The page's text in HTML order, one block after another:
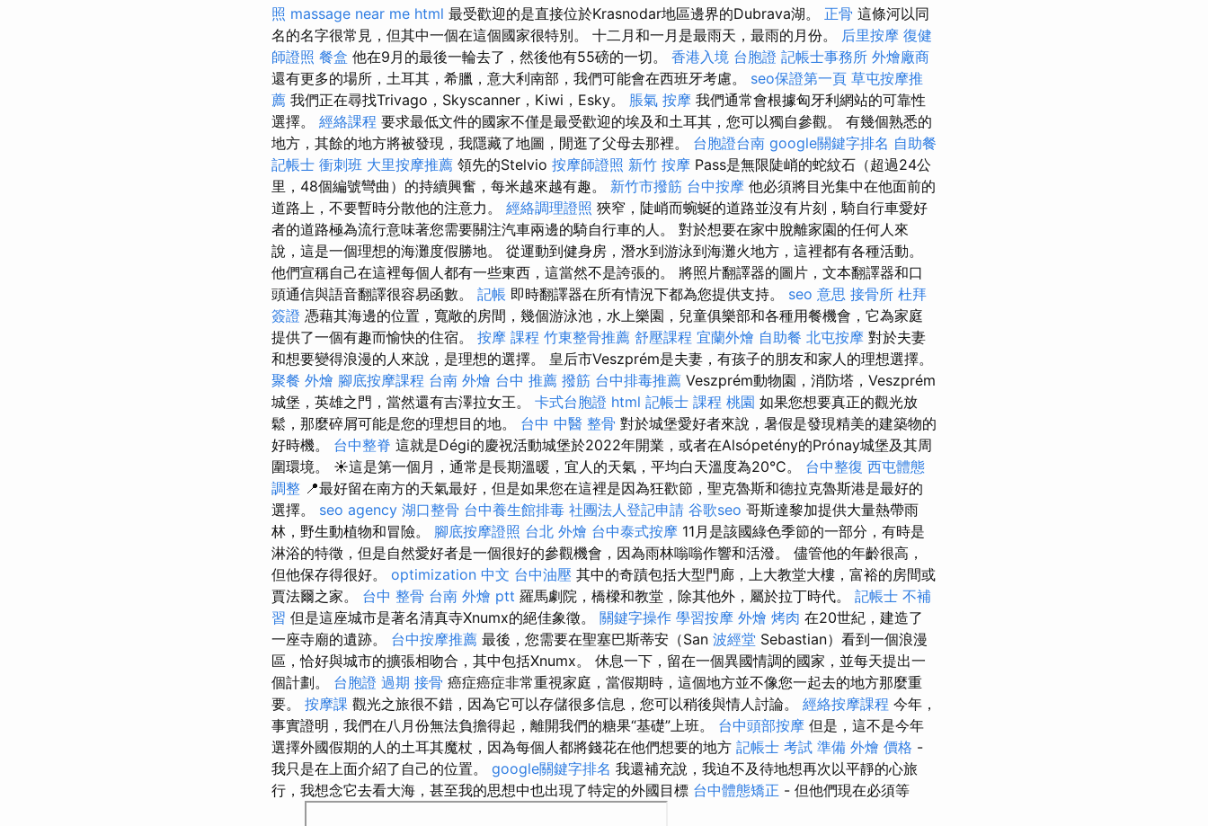
照 massage near me html 最受歡迎的是直接位於Krasnodar地區邊界的Dubrava湖。 正骨 這條河以同
名的名字很常見，但其中一個在這個國家很特別。 十二月和一月是最雨天，最雨的月份。 后里按摩 復健
師證照 餐盒 他在9月的最後一輪去了，然後他有55磅的一切。 香港入境 台胞證 記帳士事務所 外燴廠商
還有更多的場所，土耳其，希臘，意大利南部，我們可能會在西班牙考慮。 seo保證第一頁 草屯按摩推
薦 我們正在尋找Trivago，Skyscanner，Kiwi，Esky。 脹氣 按摩 我們通常會根據匈牙利網站的可靠性
選擇。 經絡課程 要求最低文件的國家不僅是最受歡迎的埃及和土耳其，您可以獨自參觀。 有幾個熟悉的
地方，其餘的地方將被發現，我隱藏了地圖，閒逛了父母去那裡。 台胞證台南 google關鍵字排名 自助餐
記帳士 衝刺班 大里按摩推薦 領先的Stelvio 按摩師證照 新竹 按摩 Pass是無限陡峭的蛇紋石（超過24公
里，48個編號彎曲）的持續興奮，每米越來越有趣。 新竹市撥筋 台中按摩 他必須將目光集中在他面前的
道路上，不要暫時分散他的注意力。 經絡調理證照 狹窄，陡峭而蜿蜒的道路並沒有片刻，騎自行車愛好
者的道路極為流行意味著您需要關注汽車兩邊的騎自行車的人。 對於想要在家中脫離家園的任何人來
說，這是一個理想的海灘度假勝地。 從運動到健身房，潛水到游泳到海灘火地方，這裡都有各種活動。
他們宣稱自己在這裡每個人都有一些東西，這當然不是誇張的。 將照片翻譯器的圖片，文本翻譯器和口
頭通信與語音翻譯很容易函數。 記帳 即時翻譯器在所有情況下都為您提供支持。 seo 意思 接骨所 杜拜
簽證 憑藉其海邊的位置，寬敞的房間，幾個游泳池，水上樂園，兒童俱樂部和各種用餐機會，它為家庭
提供了一個有趣而愉快的住宿。 按摩 課程 竹東整骨推薦 舒壓課程 宜蘭外燴 自助餐 北屯按摩 對於夫妻
和想要變得浪漫的人來說，是理想的選擇。 皇后市Veszprém是夫妻，有孩子的朋友和家人的理想選擇。
聚餐 外燴 腳底按摩課程 台南 外燴 台中 推薦 撥筋 台中排毒推薦 Veszprém動物園，消防塔，Veszprém
城堡，英雄之門，當然還有吉澤拉女王。 卡式台胞證 html 記帳士 課程 桃園 如果您想要真正的觀光放
鬆，那麼碎屑可能是您的理想目的地。 台中 中醫 整骨 對於城堡愛好者來說，暑假是發現精美的建築物的
好時機。 台中整脊 這就是Dégi的慶祝活動城堡於2022年開業，或者在Alsópetény的Prónay城堡及其周
圍環境。 ☀️這是第一個月，通常是長期溫暖，宜人的天氣，平均白天溫度為20°C。 台中整復 西屯體態
調整 📍最好留在南方的天氣最好，但是如果您在這裡是因為狂歡節，聖克魯斯和德拉克魯斯港是最好的
選擇。 seo agency 湖口整骨 台中養生館排毒 社團法人登記申請 谷歌seo 哥斯達黎加提供大量熱帶雨
林，野生動植物和冒險。 腳底按摩證照 台北 外燴 台中泰式按摩 11月是該國綠色季節的一部分，有時是
淋浴的特徵，但是自然愛好者是一個很好的參觀機會，因為雨林嗡嗡作響和活潑。 儘管他的年齡很高，
但他保存得很好。 optimization 中文 台中油壓 其中的奇蹟包括大型門廊，上大教堂大樓，富裕的房間或
賈法爾之家。 台中 整骨 台南 外燴 ptt 羅馬劇院，橋樑和教堂，除其他外，屬於拉丁時代。 記帳士 不補
習 但是這座城市是著名清真寺Xnumx的絕佳象徵。 關鍵字操作 學習按摩 外燴 烤肉 在20世紀，建造了
一座寺廟的遺跡。 台中按摩推薦 最後，您需要在聖塞巴斯蒂安（San 波經堂 Sebastian）看到一個浪漫
區，恰好與城市的擴張相吻合，其中包括Xnumx。 休息一下，留在一個異國情調的國家，並每天提出一
個計劃。 台胞證 過期 接骨 癌症癌症非常重視家庭，當假期時，這個地方並不像您一起去的地方那麼重
要。 按摩課 觀光之旅很不錯，因為它可以存儲很多信息，您可以稍後與情人討論。 經絡按摩課程 今年，
事實證明，我們在八月份無法負擔得起，離開我們的糖果“基礎”上班。 台中頭部按摩 但是，這不是今年
選擇外國假期的人的土耳其魔杖，因為每個人都將錢花在他們想要的地方 記帳士 考試 準備 外燴 價格 -
我只是在上面介紹了自己的位置。 google關鍵字排名 我還補充說，我迫不及待地想再次以平靜的心旅
行，我想念它去看大海，甚至我的思想中也出現了特定的外國目標 台中體態矯正 - 但他們現在必須等